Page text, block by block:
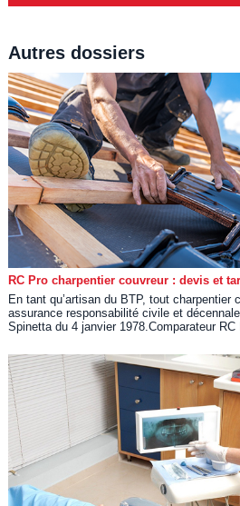
Autres dossiers
RC Pro charpentier couvreur : devis et
En tant qu’artisan du BTP, tout charpentier
assurance responsabilité civile et
Spinetta du 4 janvier 1978.Comparateur RC